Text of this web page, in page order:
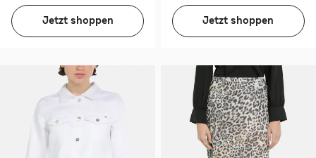
Jetzt shoppen Jetzt shoppen